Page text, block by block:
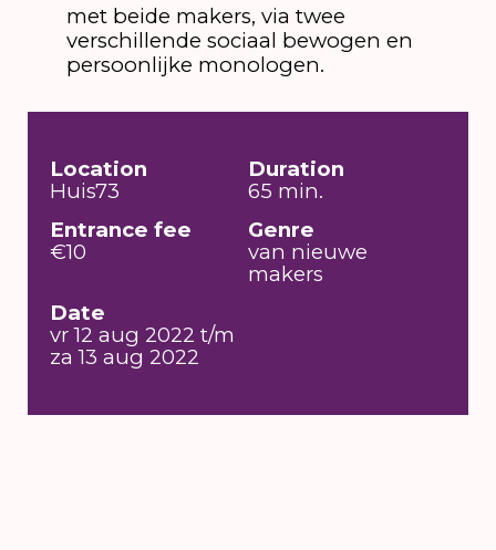
met beide makers, via twee
verschillende sociaal bewogen en
persoonlijke monologen.
Location
Huis73
Duration
65 min.
Entrance fee
€10
Genre
van nieuwe
makers
Date
vr 12 aug 2022 t/m
za 13 aug 2022